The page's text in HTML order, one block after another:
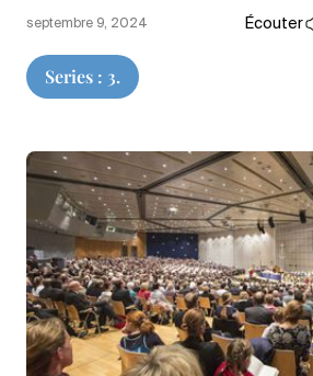
Series : 3.
septembre 9, 2024 Écouter